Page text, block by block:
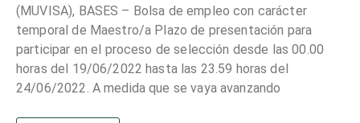
(MUVISA), BASES – Bolsa de empleo con carácter
temporal de Maestro/a Plazo de presentación para
participar en el proceso de selección desde las 00.00
horas del 19/06/2022 hasta las 23.59 horas del
24/06/2022. A medida que se vaya avanzando